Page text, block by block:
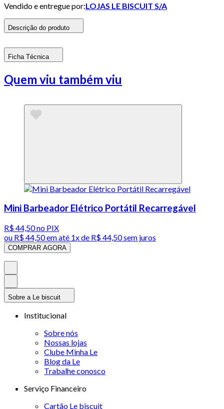
Vendido e entregue por:LOJAS LE BISCUIT S/A
Descrição do produto
Ficha Técnica
Quem viu também viu
Mini Barbeador Elétrico Portátil Recarregável
R$ 44,50no PIX
ou R$ 44,50em até 1x de R$ 44,50sem juros
COMPRAR AGORA
Sobre a Le biscuit
Institucional
Sobre nós
Nossas lojas
Clube Minha Le
Blog da Le
Trabalhe conosco
Serviço Financeiro
Cartão Le biscuit